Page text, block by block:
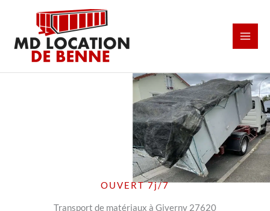
contenu
OUVERT 7j/7
Transport de matériaux à Giverny 27620